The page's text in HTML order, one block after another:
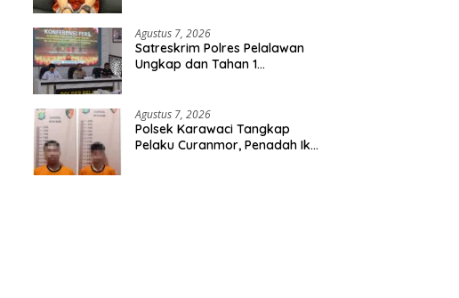
Agustus 7, 2026
Satreskrim Polres Pelalawan
Ungkap dan Tahan 1
Agustus 7, 2026
Polsek Karawaci Tangkap
Pelaku Curanmor, Penadah Ikut